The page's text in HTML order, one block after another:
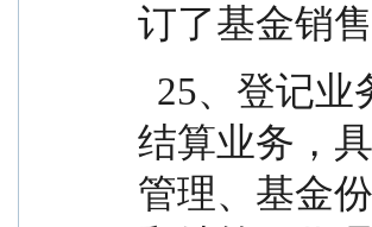
订了基金销
结算业务，
管理、基金